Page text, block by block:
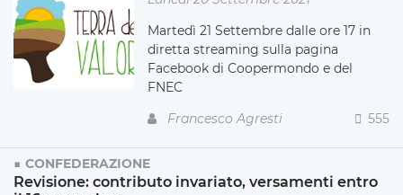
Martedì 21 Settembre dalle ore 17 in
diretta streaming sulla pagina
Facebook di Coopermondo e del
FNEC
Francesco Agresti
555
CONFEDERAZIONE
Revisione: contributo invariato, versamenti entro